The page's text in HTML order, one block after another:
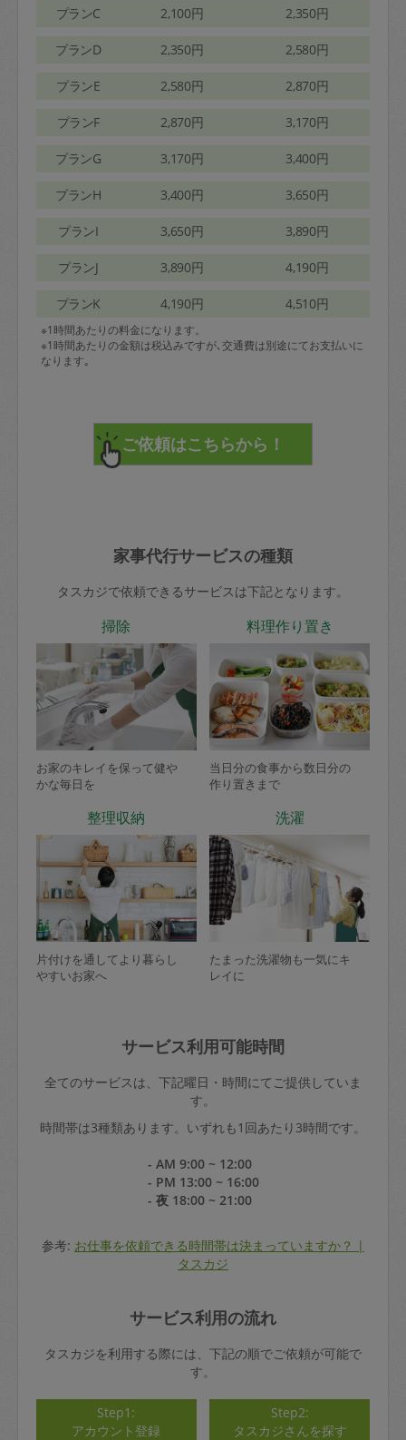
プランC 2,100円 2,350円
プランD 2,350円 2,580円
プランE 2,580円 2,870円
プランF 2,870円 3,170円
プランG 3,170円 3,400円
プランH 3,400円 3,650円
プランI 3,650円 3,890円
プランJ 3,890円 4,190円
プランK 4,190円 4,510円
※1時間あたりの料金になります。
※1時間あたりの金額は税込みですが､交通費は別途にてお支払いに
なります｡
家事代行サービスの種類
タスカジで依頼できるサービスは下記となります。
掃除
お家のキレイを保って健や
かな毎日を
料理作り置き
当日分の食事から数日分の
作り置きまで
整理収納
片付けを通してより暮らし
やすいお家へ
洗濯
たまった洗濯物も一気にキ
レイに
サービス利用可能時間
全てのサービスは、下記曜日・時間にてご提供していま
す。
時間帯は3種類あります。いずれも1回あたり3時間です。
- AM 9:00 ~ 12:00
- PM 13:00 ~ 16:00
- 夜 18:00 ~ 21:00
参考: お仕事を依頼できる時間帯は決まっていますか？ |
タスカジ
サービス利用の流れ
タスカジを利用する際には、下記の順でご依頼が可能で
す。
Step1:
アカウント登録
Step2:
タスカジさんを探す